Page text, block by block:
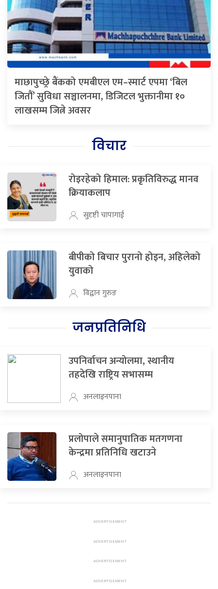
माछापुच्छ्रे बैंकको एमबीएल एम–स्मार्ट एपमा ‘बिल
जितौं’ सुविधा सञ्चालनमा, डिजिटल भुक्तानीमा १०
लाखसम्म जित्ने अवसर
विचार
रोइरहेको हिमाल: प्रकृतिविरुद्ध मानव
क्रियाकलाप
सुदृष्टी चापागाई
बीपीको बिचार पुरानो होइन, अहिलेको
युवाको
विद्वान गुरुङ
जनप्रतिनिधि
उपनिर्वाचन अन्योलमा, स्थानीय
तहदेखि राष्ट्रिय सभासम्म
अनलाइनपाना
प्रलोपाले समानुपातिक मतगणना
केन्द्रमा प्रतिनिधि खटाउने
अनलाइनपाना